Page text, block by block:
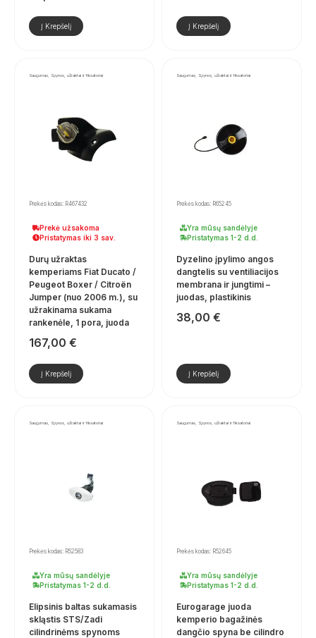
Į Krepšelį Į Krepšelį
Saugumas, Spynos, užraktai ir fiksatoriai
Prekės kodas: R467432
Prekė užsakoma
Pristatymas iki 3 sav.
Durų užraktas
kemperiams Fiat Ducato /
Peugeot Boxer / Citroën
Jumper (nuo 2006 m.), su
užrakinama sukama
rankenėle, 1 pora, juoda
167,00 €
Į Krepšelį
Saugumas, Spynos, užraktai ir fiksatoriai
Prekės kodas: R65245
Yra mūsų sandėlyje
Pristatymas 1-2 d.d.
Dyzelino įpylimo angos
dangtelis su ventiliacijos
membrana ir jungtimi –
juodas, plastikinis
38,00 €
Į Krepšelį
Saugumas, Spynos, užraktai ir fiksatoriai
Prekės kodas: R52583
Yra mūsų sandėlyje
Pristatymas 1-2 d.d.
Elipsinis baltas sukamasis
skląstis STS/Zadi
cilindrinėms spynoms
Saugumas, Spynos, užraktai ir fiksatoriai
Prekės kodas: R52645
Yra mūsų sandėlyje
Pristatymas 1-2 d.d.
Eurogarage juoda
kemperio bagažinės
dangčio spyna be cilindro